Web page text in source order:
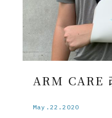
ARM CARE
May.22.2020